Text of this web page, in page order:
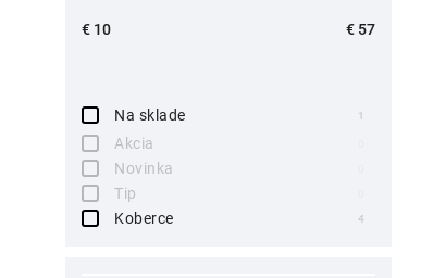
€ 10 € 57
Na sklade 1
Akcia
Novinka
Tip
Koberce 4